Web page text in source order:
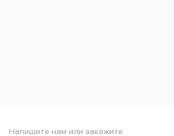
Напишите нам или закажите